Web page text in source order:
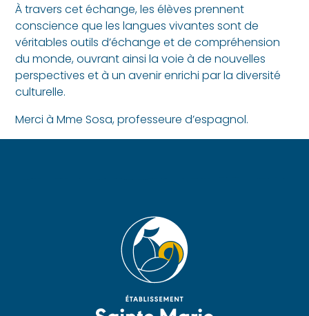
À travers cet échange, les élèves prennent
conscience que les langues vivantes sont de
véritables outils d’échange et de compréhension
du monde, ouvrant ainsi la voie à de nouvelles
perspectives et à un avenir enrichi par la diversité
culturelle.
Merci à Mme Sosa, professeure d’espagnol.